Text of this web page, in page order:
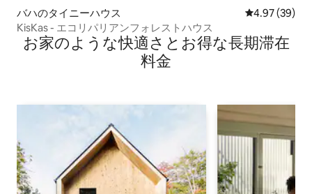
バハのタイニーハウス レビュー39
4.97 (39)
KisKas - エコリパリアンフォレストハウス
お家のような快⁠適⁠さ⁠とお⁠得⁠な長⁠期⁠滞⁠在
料⁠金